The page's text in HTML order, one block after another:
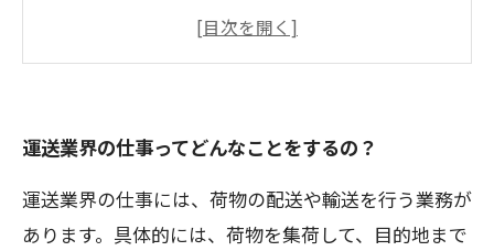
運送業界でのキャリアアップは可能なのか？
運送業界で仕事をするにあたって必要なスキ
運送業界の仕事ってどんなことをするの？
運送業界の仕事には、荷物の配送や輸送を行う業務が
あります。具体的には、荷物を集荷して、目的地まで